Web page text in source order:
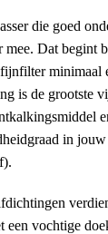
die goed
mee. Dat begint
minimaal
is de grootste
in
een vochtige